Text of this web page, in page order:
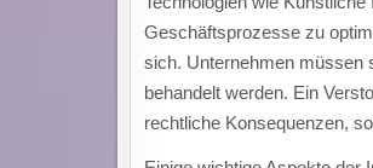
Geschäftsprozesse zu
sich. Unternehmen müssen
behandelt werden. Ein
rechtliche Konsequenzen,